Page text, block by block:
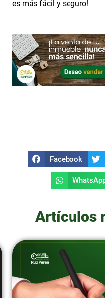
es más fácil y seguro!
Facebook
Artículos